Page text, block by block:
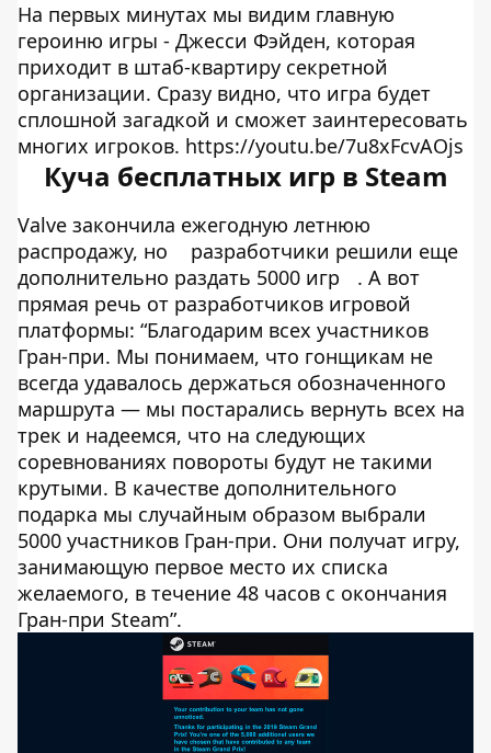
На первых минутах мы видим главную
героиню игры - Джесси Фэйден, которая
приходит в штаб-квартиру секретной
организации. Сразу видно, что игра будет
сплошной загадкой и сможет заинтересовать
многих игроков. https://youtu.be/7u8xFcvAOjs
Куча бесплатных игр в Steam
Valve закончила ежегодную летнюю
распродажу, но
разработчики решили еще
дополнительно раздать 5000 игр
. А вот
прямая речь от разработчиков игровой
платформы: “Благодарим всех участников
Гран-при. Мы понимаем, что гонщикам не
всегда удавалось держаться обозначенного
маршрута — мы постарались вернуть всех на
трек и надеемся, что на следующих
соревнованиях повороты будут не такими
крутыми. В качестве дополнительного
подарка мы случайным образом выбрали
5000 участников Гран-при. Они получат игру,
занимающую первое место их списка
желаемого, в течение 48 часов с окончания
Гран-при Steam”.